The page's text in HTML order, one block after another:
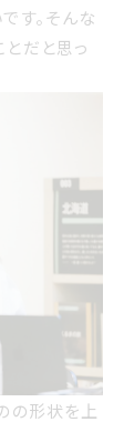
所で未来の
ます 中里
す。そんな
だと思っ
形状を上書
の形状を上